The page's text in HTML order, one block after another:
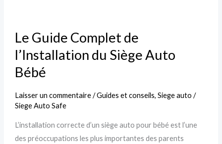
Le Guide Complet de
l’Installation du Siège Auto
Bébé
Laisser un commentaire/Guides et conseils, Siege auto /
Siege Auto Safe
L’installation correcte d’un siège auto pour bébé est l’une
des préoccupations les plus importantes des parents
Guide
Complet
l’Installation
du
Siège